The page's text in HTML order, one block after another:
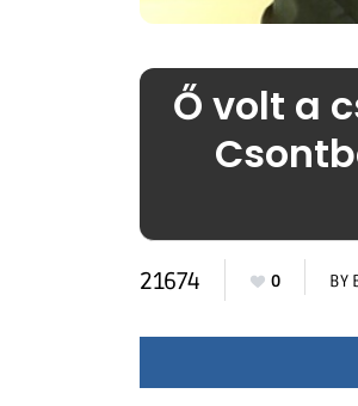
Ő volt a
21674 0 BY